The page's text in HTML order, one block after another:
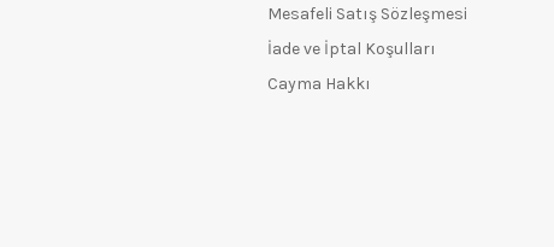
Mesafeli Satış Sözleşmesi
İade ve İptal Koşulları
Cayma Hakkı